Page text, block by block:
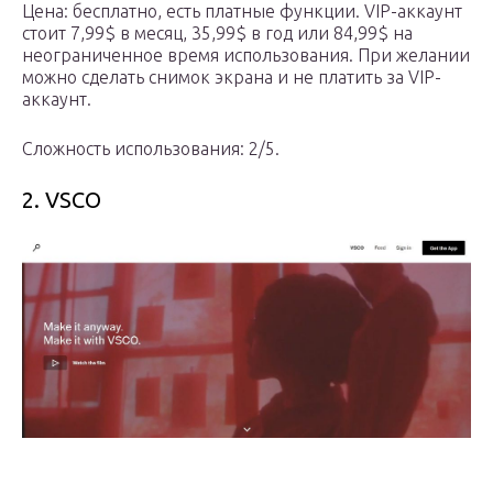
Цена: бесплатно, есть платные функции. VIP-аккаунт
стоит 7,99$ в месяц, 35,99$ в год или 84,99$ на
неограниченное время использования. При желании
можно сделать снимок экрана и не платить за VIP-
аккаунт.
Сложность использования: 2/5.
2. VSCO